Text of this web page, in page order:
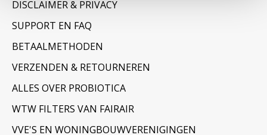
DISCLAIMER & PRIVACY
SUPPORT EN FAQ
BETAALMETHODEN
VERZENDEN & RETOURNEREN
ALLES OVER PROBIOTICA
WTW FILTERS VAN FAIRAIR
VVE'S EN WONINGBOUWVERENIGINGEN